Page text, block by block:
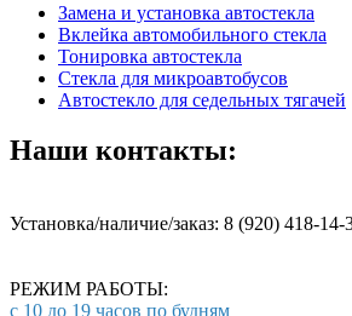
Замена и установка автостекла
Вклейка автомобильного стекла
Тонировка автостекла
Стекла для микроавтобусов
Автостекло для седельных тягачей
Наши контакты:
Установка/наличие/заказ: 8 (920) 418-14-
РЕЖИМ РАБОТЫ:
с 10 до 19 часов по будням